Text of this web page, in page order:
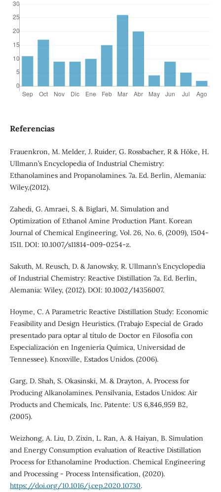
Referencias
Frauenkron, M. Melder, J. Ruider, G. Rossbacher, R & Höke, H.
Ullmann’s Encyclopedia of Industrial Chemistry:
Ethanolamines and Propanolamines. 7a. Ed. Berlin, Alemania:
Wiley,(2012).
Zahedi, G. Amraei, S. & Biglari, M. Simulation and
Optimization of Ethanol Amine Production Plant. Korean
Journal of Chemical Engineering, Vol. 26, No. 6, (2009), 1504-
1511. DOI: 10.1007/s11814-009-0254-z.
Sakuth, M. Reusch, D. & Janowsky, R. Ullmann’s Encyclopedia
of Industrial Chemistry: Reactive Distillation 7a. Ed. Berlin,
Alemania: Wiley, (2012). DOI: 10.1002/14356007.
Hoyme, C. A Parametric Reactive Distillation Study: Economic
Feasibility and Design Heuristics. (Trabajo Especial de Grado
presentado para optar al título de Doctor en Filosofía con
Especialización en Ingeniería Química, Universidad de
Tennessee). Knoxville, Estados Unidos. (2006).
Garg, D. Shah, S. Okasinski, M. & Drayton, A. Process for
Producing Alkanolamines. Pensilvania, Estados Unidos: Air
Products and Chemicals, Inc. Patente: US 6,846,959 B2,
(2005).
Weizhong, A. Liu, D. Zixin, L. Ran, A. & Haiyan, B. Simulation
and Energy Consumption evaluation of Reactive Distillation
Process for Ethanolamine Production. Chemical Engineering
and Processing - Process Intensification, (2020).
https://doi.org/10.1016/j.cep.2020.10730.